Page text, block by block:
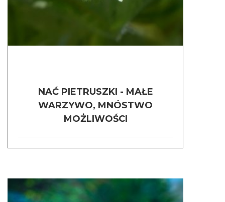
NAĆ PIETRUSZKI - MAŁE
WARZYWO, MNÓSTWO
MOŻLIWOŚCI